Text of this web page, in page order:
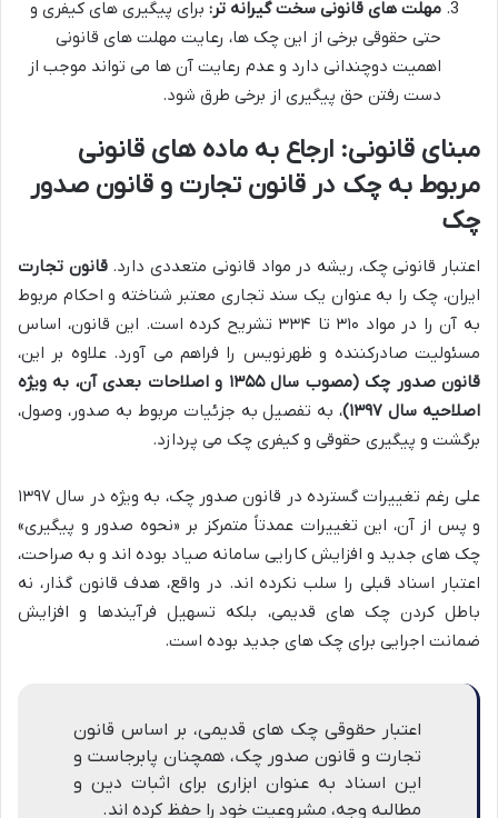
مهلت های قانونی سخت گیرانه تر: برای پیگیری های کیفری و
حتی حقوقی برخی از این چک ها، رعایت مهلت های قانونی
اهمیت دوچندانی دارد و عدم رعایت آن ها می تواند موجب از
دست رفتن حق پیگیری از برخی طرق شود.
مبنای قانونی: ارجاع به ماده های قانونی
مربوط به چک در قانون تجارت و قانون صدور
چک
اعتبار قانونی چک، ریشه در مواد قانونی متعددی دارد.قانون تجارت
ایران، چک را به عنوان یک سند تجاری معتبر شناخته و احکام مربوط
به آن را در مواد ۳۱۰ تا ۳۳۴ تشریح کرده است. این قانون، اساس
مسئولیت صادرکننده و ظهرنویس را فراهم می آورد. علاوه بر این،
قانون صدور چک (مصوب سال ۱۳۵۵ و اصلاحات بعدی آن، به ویژه
اصلاحیه سال ۱۳۹۷)
، به تفصیل به جزئیات مربوط به صدور، وصول،
برگشت و پیگیری حقوقی و کیفری چک می پردازد.
علی رغم تغییرات گسترده در قانون صدور چک، به ویژه در سال ۱۳۹۷
و پس از آن، این تغییرات عمدتاً متمرکز بر «نحوه صدور و پیگیری»
چک های جدید و افزایش کارایی سامانه صیاد بوده اند و به صراحت،
اعتبار اسناد قبلی را سلب نکرده اند. در واقع، هدف قانون گذار، نه
باطل کردن چک های قدیمی، بلکه تسهیل فرآیندها و افزایش
ضمانت اجرایی برای چک های جدید بوده است.
اعتبار حقوقی چک های قدیمی، بر اساس قانون
تجارت و قانون صدور چک، همچنان پابرجاست و
این اسناد به عنوان ابزاری برای اثبات دین و
مطالبه وجه، مشروعیت خود را حفظ کرده اند.